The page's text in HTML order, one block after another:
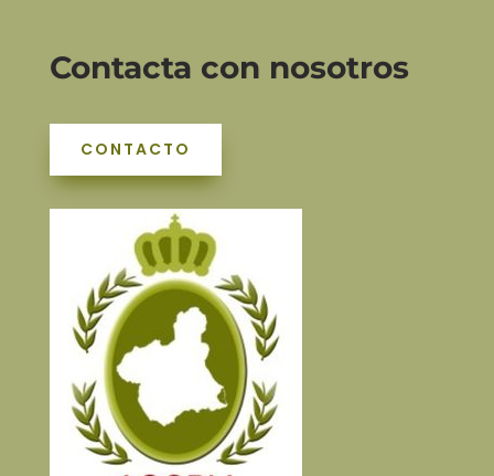
Contacta con nosotros
CONTACTO